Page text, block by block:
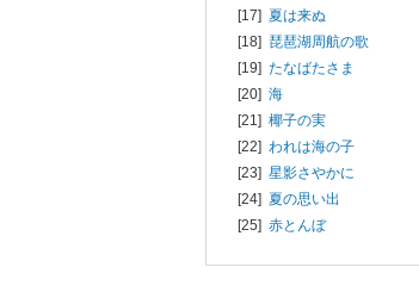
[17] 夏は来ぬ
[18] 琵琶湖周航の歌
[19] たなばたさま
[20] 海
[21] 椰子の実
[22] われは海の子
[23] 星影さやかに
[24] 夏の思い出
[25] 赤とんぼ